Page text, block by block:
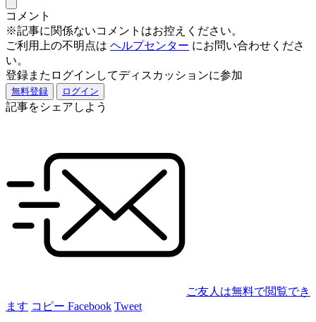
コメント
※記事に関係ないコメントはお控えください。
ご利用上の不明点は ヘルプセンター にお問い合わせくださ
い。
登録またログインしてディスカッションに参加
無料登録 ログイン
記事をシェアしよう
ご友人は無料で閲覧でき
ます コピー Facebook Tweet